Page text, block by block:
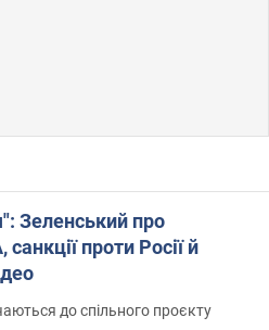
Зеленський про
проти Росії й
до спільного проєкту